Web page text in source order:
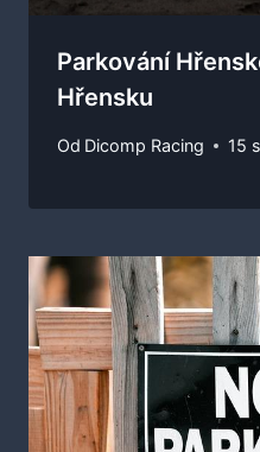
Parkování
Hřensku
Od Dicomp Racing 15